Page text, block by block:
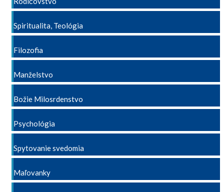
Spiritualita, Teológia
Filozofia
Manželstvo
Božie Milosrdenstvo
Psychológia
Spytovanie svedomia
Maľovanky